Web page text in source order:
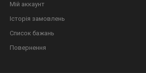
Мій аккаунт
Історія замовлень
Список бажань
Повернення